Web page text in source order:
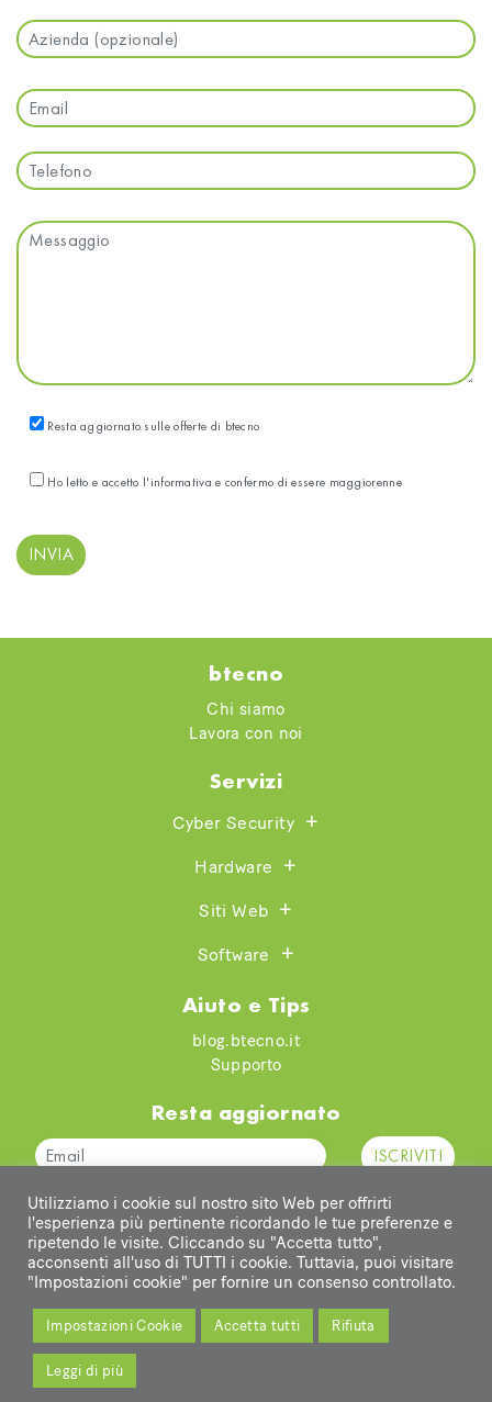
Resta aggiornato sulle offerte di btecno
Ho letto e accetto l'informativa e confermo di essere maggiorenne
btecno
Chi siamo
Lavora con noi
Servizi
Cyber Security
Hardware
Siti Web
Software
Aiuto e Tips
blog.btecno.it
Supporto
Resta aggiornato
Policy|Cookie Policy Cookie Settings
| P.Iva: 04181290166 |
Capitale sociale i.v: 100.000€ | Cod. destinatario: M5UXCR1
Utilizziamo i cookie sul nostro sito Web per offrirti
l'esperienza più pertinente ricordando le tue preferenze e
ripetendo le visite. Cliccando su "Accetta tutto",
acconsenti all'uso di TUTTI i cookie. Tuttavia, puoi visitare
"Impostazioni cookie" per fornire un consenso controllato.
Impostazioni Cookie Accetta tutti Rifiuta
Leggi di più